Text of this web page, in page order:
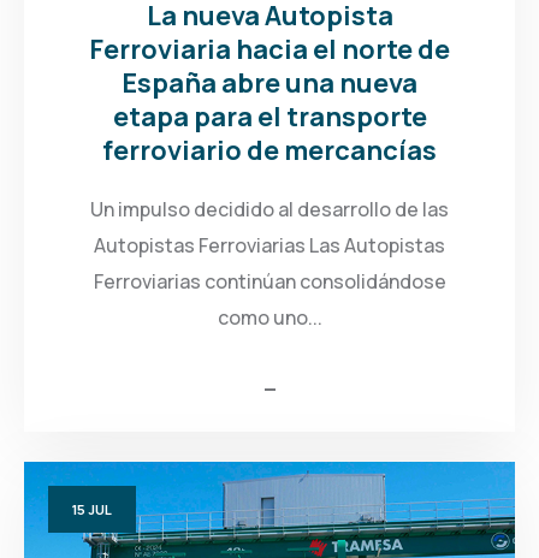
La nueva Autopista
Ferroviaria hacia el norte de
España abre una nueva
etapa para el transporte
ferroviario de mercancías
Un impulso decidido al desarrollo de las
Autopistas Ferroviarias Las Autopistas
Ferroviarias continúan consolidándose
como uno...
15 JUL